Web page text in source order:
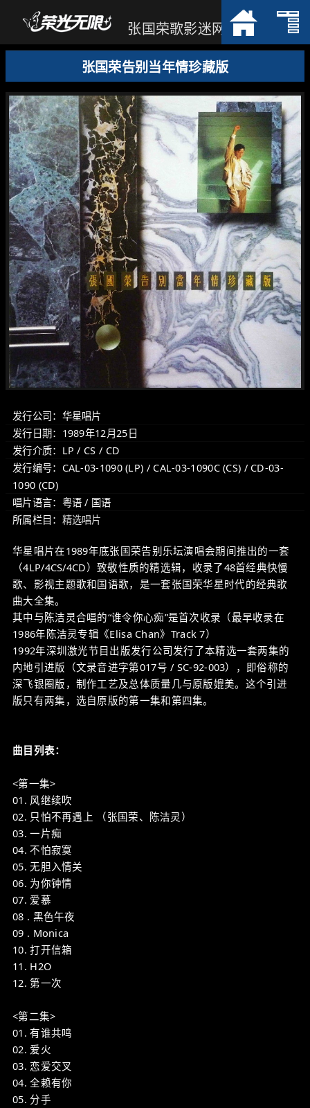
张国荣歌影迷网
张国荣告别当年情珍藏版
发行公司：华星唱片
发行日期：1989年12月25日
发行介质：LP / CS / CD
发行编号：CAL-03-1090 (LP) / CAL-03-1090C (CS) / CD-03-
1090 (CD)
唱片语言：粤语 / 国语
所属栏目： 精选唱片
华星唱片在1989年底张国荣告别乐坛演唱会期间推出的一套
（4LP/4CS/4CD）致敬性质的精选辑，收录了48首经典快慢
歌、影视主题歌和国语歌，是一套张国荣华星时代的经典歌
曲大全集。
其中与陈洁灵合唱的“谁令你心痴”是首次收录（最早收录在
1986年陈洁灵专辑《Elisa Chan》Track 7）
1992年深圳激光节目出版发行公司发行了本精选一套两集的
内地引进版（文录音进字第017号 / SC-92-003），即俗称的
深飞银圈版，制作工艺及总体质量几与原版媲美。这个引进
版只有两集，选自原版的第一集和第四集。
曲目列表：
<第一集>
01. 风继续吹
02. 只怕不再遇上 （张国荣、陈洁灵）
03. 一片痴
04. 不怕寂寞
05. 无胆入情关
06. 为你钟情
07. 爱慕
08 . 黑色午夜
09 . Monica
10. 打开信箱
11. H2O
12. 第一次
<第二集>
01. 有谁共鸣
02. 爱火
03. 恋爱交叉
04. 全赖有你
05. 分手